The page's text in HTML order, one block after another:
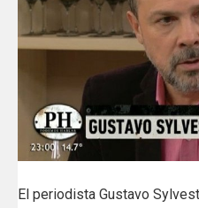
El periodista Gustavo